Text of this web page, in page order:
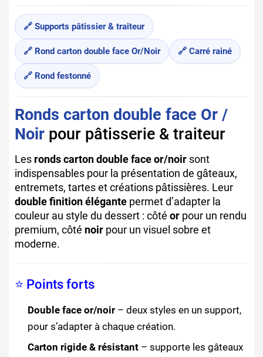
🔗 Supports pâtissier & traiteur
🔗 Rond carton double face Or/Noir 🔗 Carré rainé
🔗 Rond festonné
Ronds carton double face Or /
Noir pour pâtisserie & traiteur
Les ronds carton double face or/noir sont
indispensables pour la présentation de gâteaux,
entremets, tartes et créations pâtissières. Leur
double finition élégante permet d’adapter la
couleur au style du dessert : côté or pour un rendu
premium, côté noir pour un visuel sobre et
moderne.
⭐ Points forts
Double face or/noir – deux styles en un support,
pour s’adapter à chaque création.
Carton rigide & résistant – supporte les gâteaux